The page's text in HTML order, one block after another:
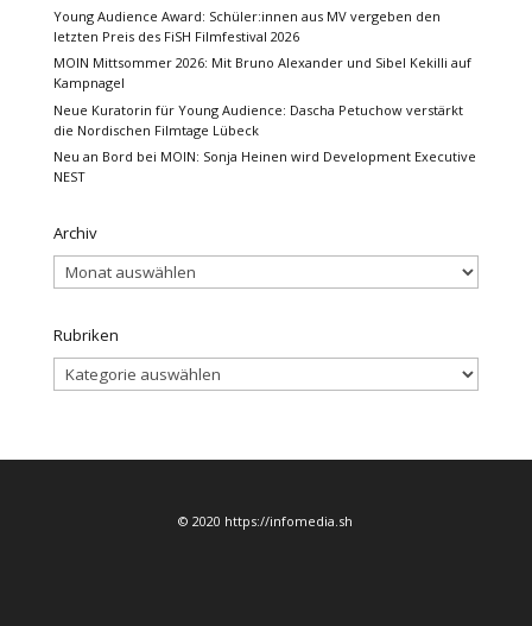
Young Audience Award: Schüler:innen aus MV vergeben den
letzten Preis des FiSH Filmfestival 2026
MOIN Mittsommer 2026: Mit Bruno Alexander und Sibel Kekilli auf
Kampnagel
Neue Kuratorin für Young Audience: Dascha Petuchow verstärkt
die Nordischen Filmtage Lübeck
Neu an Bord bei MOIN: Sonja Heinen wird Development Executive
NEST
Archiv
Archiv
Rubriken
Rubriken
© 2020 https://infomedia.sh